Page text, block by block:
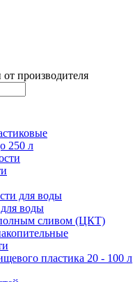
производителя
250 л
для воды
воды
сливом (ЦКТ)
пластика 20 - 100 л